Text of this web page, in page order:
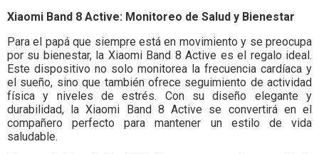
Xiaomi Band 8 Active: Monitoreo de Salud y Bienestar
Para el papá que siempre está en movimiento y se preocupa
por su bienestar, la Xiaomi Band 8 Active es el regalo ideal.
Este dispositivo no solo monitorea la frecuencia cardíaca y
el sueño, sino que también ofrece seguimiento de actividad
física y niveles de estrés. Con su diseño elegante y
durabilidad, la Xiaomi Band 8 Active se convertirá en el
compañero perfecto para mantener un estilo de vida
saludable.